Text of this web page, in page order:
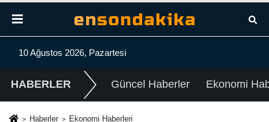
10 Ağustos 2026, Pazartesi
HABERLER Güncel Haberler Ekonomi
Haberler Ekonomi Haberleri